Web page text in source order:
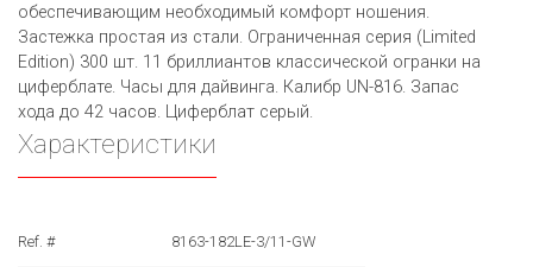
обеспечивающим необходимый комфорт ношения.
Застежка простая из стали. Ограниченная серия (Limited
Edition) 300 шт. 11 бриллиантов классической огранки на
циферблате. Часы для дайвинга. Калибр UN-816. Запас
хода до 42 часов. Циферблат серый.
Характеристики
Ref. # 8163-182LE-3/11-GW